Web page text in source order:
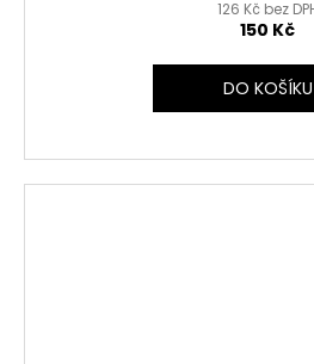
126 Kč bez
150 Kč
DO KOŠÍKU